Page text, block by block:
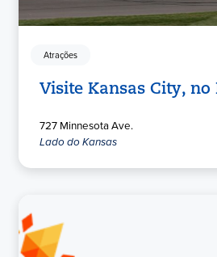
Atrações
Visite Kansas City, no
727 Minnesota Ave.
Lado do Kansas